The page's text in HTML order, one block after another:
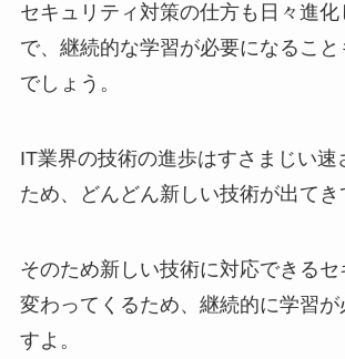
セキュリティ対策の仕方も日々進
で、継続的な学習が必要になること
でしょう。
IT業界の技術の進歩はすさまじい速
ため、どんどん新しい技術が出てき
そのため新しい技術に対応できるセ
変わってくるため、継続的に学習が
すよ。